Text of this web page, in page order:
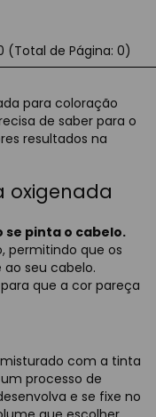
para coloração
de saber para o
resultados na
oxigenada
se pinta o cabelo.
permitindo que os
seu cabelo.
que a cor pareça
com a tinta
processo de
e se fixe no
(Total de Página: 0)